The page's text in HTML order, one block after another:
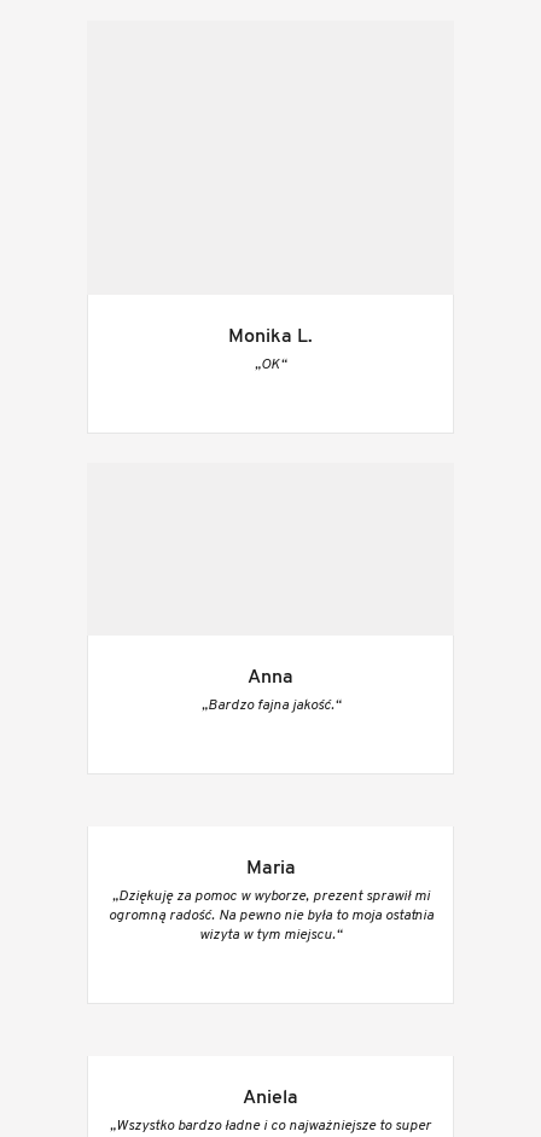
Monika L.
„OK“
Anna
„Bardzo fajna jakość.“
Maria
„Dziękuję za pomoc w wyborze, prezent sprawił mi
ogromną radość. Na pewno nie była to moja ostatnia
wizyta w tym miejscu.“
Aniela
„Wszystko bardzo ładne i co najważniejsze to super